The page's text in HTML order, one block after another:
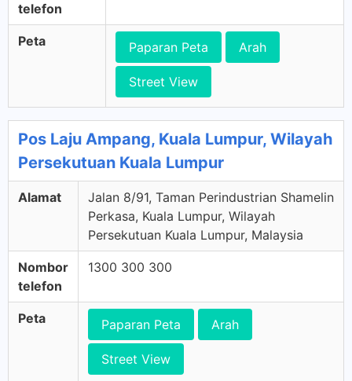
telefon
Peta Paparan Peta Arah
Street View
Pos Laju Ampang, Kuala Lumpur, Wilayah
Persekutuan Kuala Lumpur
Alamat
Jalan 8/91, Taman Perindustrian Shamelin
Perkasa, Kuala Lumpur, Wilayah
Persekutuan Kuala Lumpur, Malaysia
Nombor
telefon
1300 300 300
Peta Paparan Peta Arah
Street View